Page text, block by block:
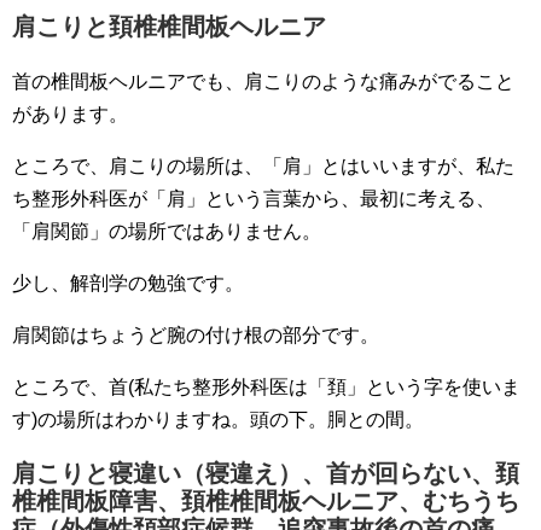
肩こりと頚椎椎間板ヘルニア
首の椎間板ヘルニアでも、肩こりのような痛みがでること
があります。
ところで、肩こりの場所は、「肩」とはいいますが、私た
ち整形外科医が「肩」という言葉から、最初に考える、
「肩関節」の場所ではありません。
少し、解剖学の勉強です。
肩関節はちょうど腕の付け根の部分です。
ところで、首(私たち整形外科医は「頚」という字を使いま
す)の場所はわかりますね。頭の下。胴との間。
肩こりと寝違い（寝違え）、首が回らない、頚
椎椎間板障害、頚椎椎間板ヘルニア、むちうち